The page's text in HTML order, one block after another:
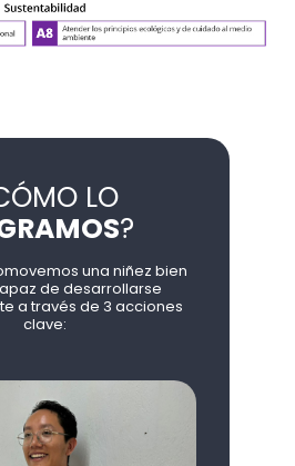
LO
?
una niñez bien
de desarrollarse
a través de 3 acciones
clave: